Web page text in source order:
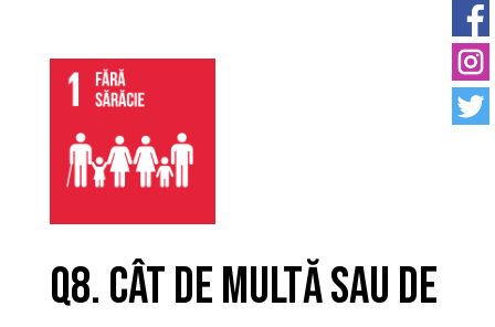
Q8. Cât de multă sau de